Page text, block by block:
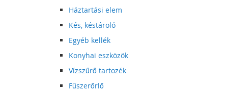
Háztartási elem
Kés, késtároló
Egyéb kellék
Konyhai eszközök
Vízszűrő tartozék
Fűszerőrlő